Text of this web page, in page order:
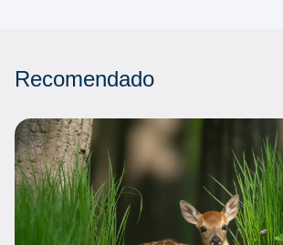
Recomendado